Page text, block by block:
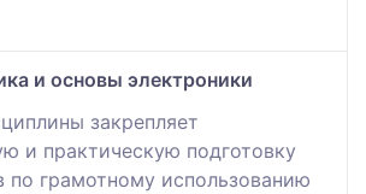
и основы электроники
закрепляет
и практическую подготовку
по грамотному использованию